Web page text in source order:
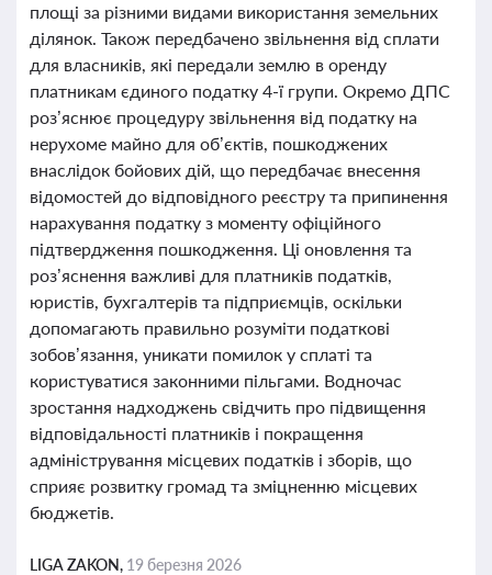
площі за різними видами використання земельних
ділянок. Також передбачено звільнення від сплати
для власників, які передали землю в оренду
платникам єдиного податку 4-ї групи. Окремо ДПС
роз’яснює процедуру звільнення від податку на
нерухоме майно для об’єктів, пошкоджених
внаслідок бойових дій, що передбачає внесення
відомостей до відповідного реєстру та припинення
нарахування податку з моменту офіційного
підтвердження пошкодження. Ці оновлення та
роз’яснення важливі для платників податків,
юристів, бухгалтерів та підприємців, оскільки
допомагають правильно розуміти податкові
зобов’язання, уникати помилок у сплаті та
користуватися законними пільгами. Водночас
зростання надходжень свідчить про підвищення
відповідальності платників і покращення
адміністрування місцевих податків і зборів, що
сприяє розвитку громад та зміцненню місцевих
бюджетів.
LIGA ZAKON, 19 березня 2026